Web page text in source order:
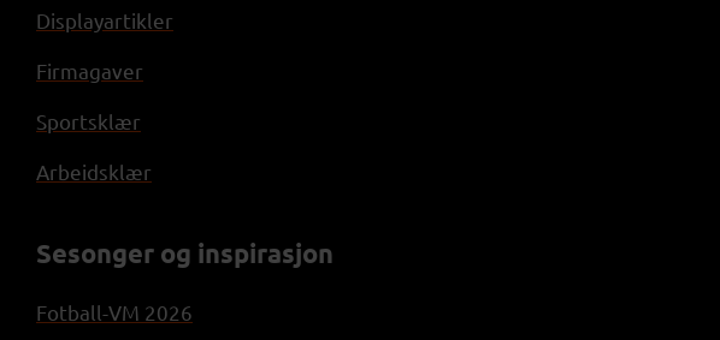
Displayartikler
Firmagaver
Sportsklær
Arbeidsklær
Sesonger og inspirasjon
Fotball-VM 2026